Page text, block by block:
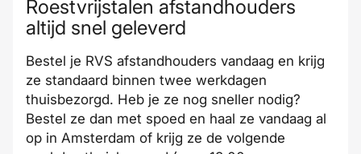
Roestvrijstalen afstandhouders
altijd snel geleverd
Bestel je RVS afstandhouders vandaag en krijg
ze standaard binnen twee werkdagen
thuisbezorgd. Heb je ze nog sneller nodig?
Bestel ze dan met spoed en haal ze vandaag al
op in Amsterdam of krijg ze de volgende